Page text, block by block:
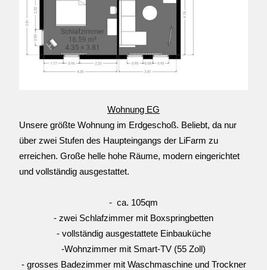
Wohnung EG
Unsere größte Wohnung im Erdgeschoß. Beliebt, da nur
über zwei Stufen des Haupteingangs der LiFarm zu
erreichen. Große helle hohe Räume, modern eingerichtet
und vollständig ausgestattet.
-  ca. 105qm
- zwei Schlafzimmer mit Boxspringbetten
- vollständig ausgestattete Einbauküche
-Wohnzimmer mit Smart-TV (55 Zoll)
- grosses Badezimmer mit Waschmaschine und Trockner